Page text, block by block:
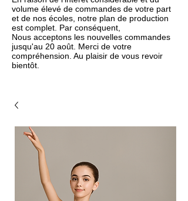
volume élevé de commandes de votre part
et de nos écoles, notre plan de production
est complet. Par conséquent,
Nous acceptons les nouvelles commandes
jusqu'au 20 août. Merci de votre
compréhension. Au plaisir de vous revoir
bientôt.